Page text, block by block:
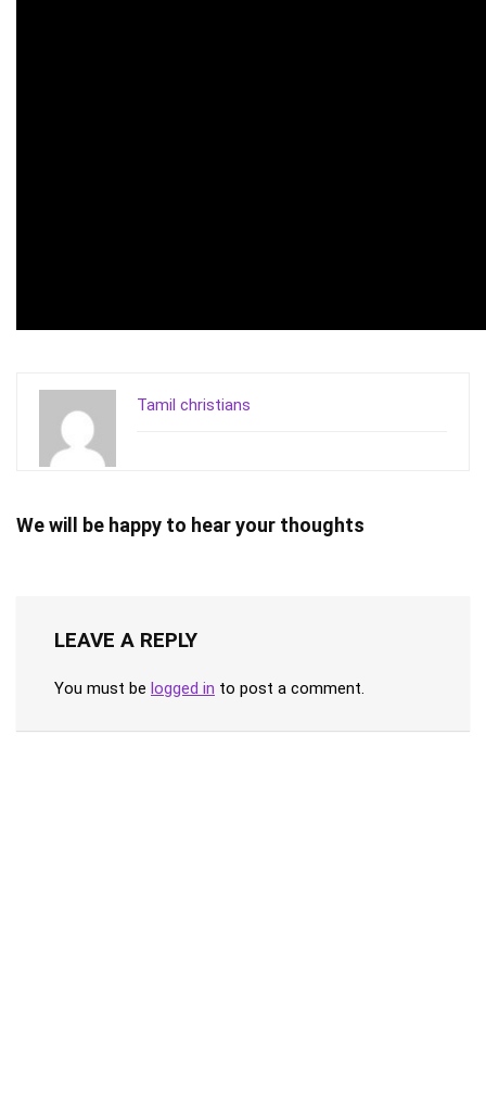
Tamil christians
We will be happy to hear your thoughts
LEAVE A REPLY
You must be logged in to post a comment.